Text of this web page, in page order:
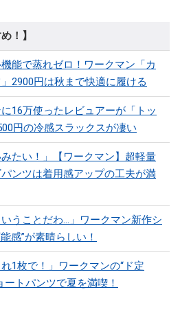
！】
能で蒸れゼロ！ワークマン「カ
2900円は秋まで快適に履ける
16万使ったレビュアーが「トッ
円の冷感スラックスが凄い
みたい！」【ワークマン】超軽量
ンツは着用感アップの工夫が満
うことだわ...」ワークマン新作シ
感”が素晴らしい！
1枚で！」ワークマンの“ド定
トパンツで夏を満喫！